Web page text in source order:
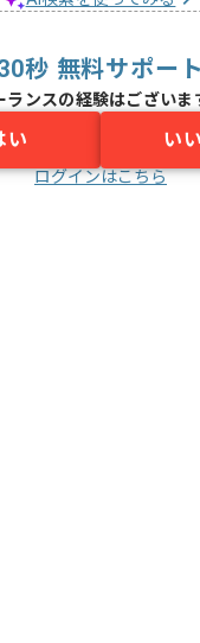
秒 無料サポー
ランスの経験はございま
い い
ログインはこちら